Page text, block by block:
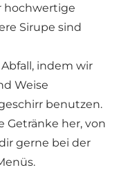
Sirupe sind
indem wir
Weise
benutzen.
her, von
gerne bei der